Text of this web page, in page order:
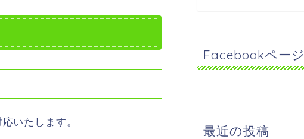
いたします。
Facebookページ
最近の投稿